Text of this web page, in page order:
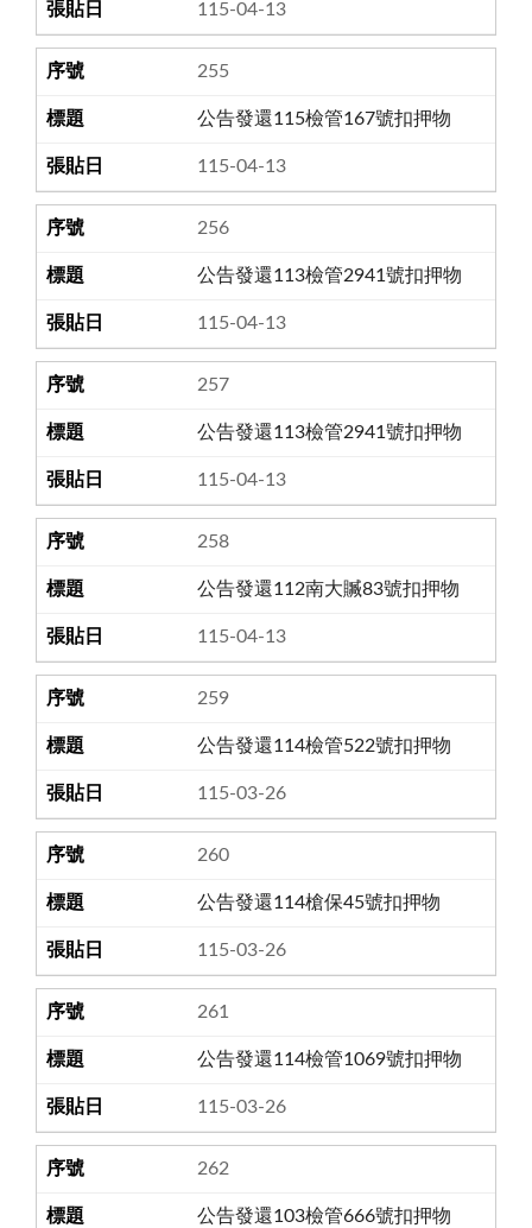
115-04-13
255
公告發還115檢管167號扣押物
115-04-13
256
公告發還113檢管2941號扣押物
115-04-13
257
公告發還113檢管2941號扣押物
115-04-13
258
公告發還112南大贓83號扣押物
115-04-13
259
公告發還114檢管522號扣押物
115-03-26
260
公告發還114槍保45號扣押物
115-03-26
261
公告發還114檢管1069號扣押物
115-03-26
262
公告發還103檢管666號扣押物